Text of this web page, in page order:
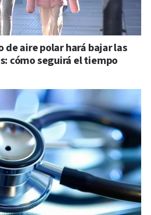
de aire polar hará bajar las
cómo seguirá el tiempo